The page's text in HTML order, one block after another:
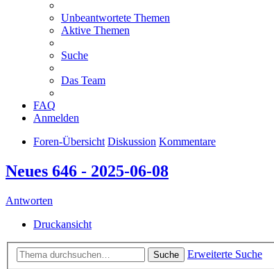
Unbeantwortete Themen
Aktive Themen
Suche
Das Team
FAQ
Anmelden
Foren-Übersicht Diskussion Kommentare
Neues 646 - 2025-06-08
Antworten
Druckansicht
Suche
Erweiterte Suche